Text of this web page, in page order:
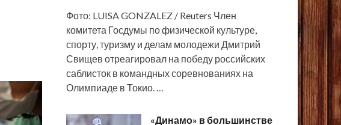
Фото: LUISA GONZALEZ / Reuters Член
комитета Госдумы по физической культуре,
спорту, туризму и делам молодежи Дмитрий
Свищев отреагировал на победу российских
саблисток в командных соревнованиях на
Олимпиаде в Токио. …
«Динамо» в большинстве